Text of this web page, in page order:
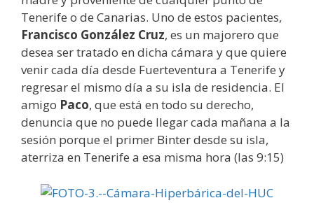
Tenerife o de Canarias. Uno de estos pacientes,
Francisco González Cruz, es un majorero que
desea ser tratado en dicha cámara y que quiere
venir cada día desde Fuerteventura a Tenerife y
regresar el mismo día a su isla de residencia. El
amigo Paco, que está en todo su derecho,
denuncia que no puede llegar cada mañana a la
sesión porque el primer Binter desde su isla,
aterriza en Tenerife a esa misma hora (las 9:15)